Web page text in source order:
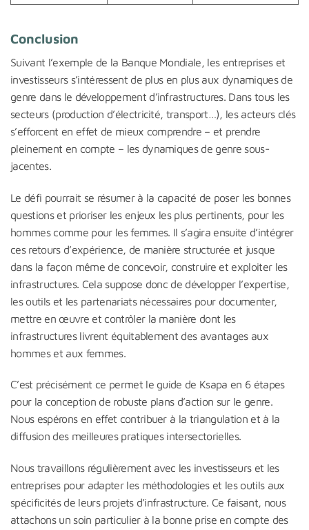
Conclusion
Suivant l’exemple de la Banque Mondiale, les entreprises et
investisseurs s’intéressent de plus en plus aux dynamiques de
genre dans le développement d’infrastructures. Dans tous les
secteurs (production d’électricité, transport…), les acteurs clés
s’efforcent en effet de mieux comprendre – et prendre
pleinement en compte – les dynamiques de genre sous-
jacentes.
Le défi pourrait se résumer à la capacité de poser les bonnes
questions et prioriser les enjeux les plus pertinents, pour les
hommes comme pour les femmes. Il s’agira ensuite d’intégrer
ces retours d’expérience, de manière structurée et jusque
dans la façon même de concevoir, construire et exploiter les
infrastructures. Cela suppose donc de développer l’expertise,
les outils et les partenariats nécessaires pour documenter,
mettre en œuvre et contrôler la manière dont les
infrastructures livrent équitablement des avantages aux
hommes et aux femmes.
C’est précisément ce permet le guide de Ksapa en 6 étapes
pour la conception de robuste plans d’action sur le genre.
Nous espérons en effet contribuer à la triangulation et à la
diffusion des meilleures pratiques intersectorielles.
Nous travaillons régulièrement avec les investisseurs et les
entreprises pour adapter les méthodologies et les outils aux
spécificités de leurs projets d’infrastructure. Ce faisant, nous
attachons un soin particulier à la bonne prise en compte des